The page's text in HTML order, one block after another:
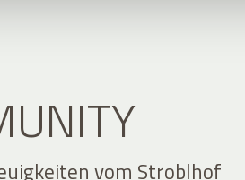
vom Stroblhof